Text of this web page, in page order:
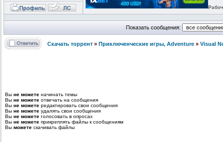
Показать сообщения:
Скачать торрент » Приключенческие игры, Adventure » Visual
Вы не можете начинать темы
Вы не можете отвечать на сообщения
Вы не можете редактировать свои сообщения
Вы не можете удалять свои сообщения
Вы не можете голосовать в опросах
Вы не можете прикреплять файлы к сообщениям
Вы можете скачивать файлы